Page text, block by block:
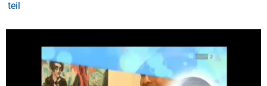
teil